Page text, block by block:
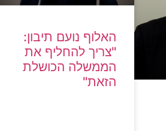
האלוף נועם תיבון:
"צריך להחליף את
הממשלה הכושלת
הזאת"